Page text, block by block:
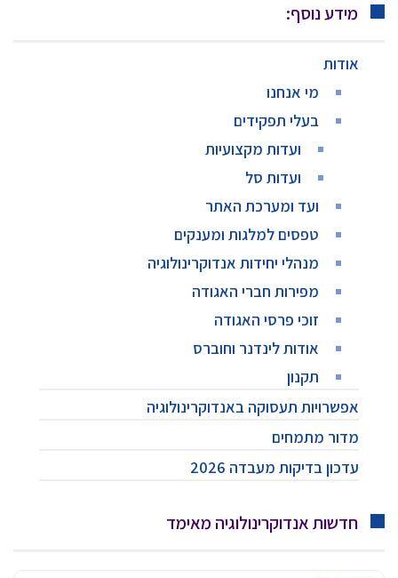
מידע נוסף:
אודות
מי אנחנו
בעלי תפקידים
ועדות מקצועיות
ועדות סל
ועד ומערכת האתר
טפסים למלגות ומענקים
מנהלי יחידות אנדוקרינולוגיה
מפירות חברי האגודה
זוכי פרסי האגודה
אודות לינדנר וחוברס
תקנון
אפשרויות תעסוקה באנדוקרינולוגיה
מדור מתמחים
עדכון בדיקות מעבדה 2026
חדשות אנדוקרינולוגיה מאימד